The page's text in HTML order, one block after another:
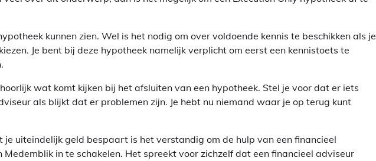
kunnen zien. Wel is het nodig om over voldoende kennis te beschikken als je
Je bent bij deze hypotheek namelijk verplicht om eerst een kennistoets te
wat komt kijken bij het afsluiten van een hypotheek. Stel je voor dat er iets
als blijkt dat er problemen zijn. Je hebt nu niemand waar je op terug kunt
je uiteindelijk geld bespaart is het verstandig om de hulp van een financieel
in te schakelen. Het spreekt voor zichzelf dat een financieel adviseur